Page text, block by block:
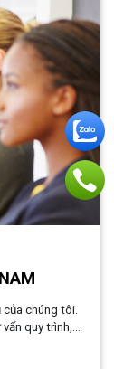
của chúng tôi.
quy trình,
(KDCN),